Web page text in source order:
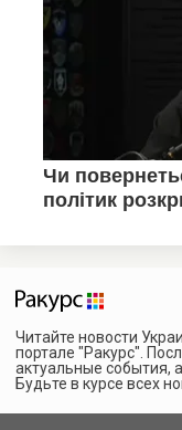
Читайте новости
портале "Ракурс".
актуальные события,
Будьте в курсе всех